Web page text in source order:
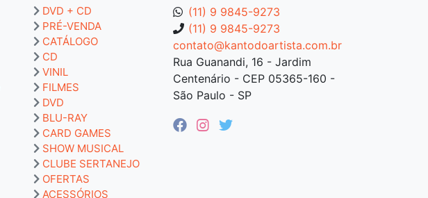
(11) 9 9845-9273
(11) 9 9845-9273
contato@kantodoartista.com.br
Rua Guanandi, 16 - Jardim
Centenário - CEP 05365-160 -
São Paulo - SP
DVD + CD
PRÉ-VENDA
CATÁLOGO
CD
VINIL
FILMES
DVD
BLU-RAY
CARD GAMES
SHOW MUSICAL
CLUBE SERTANEJO
OFERTAS
ACESSÓRIOS